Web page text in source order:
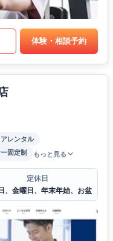
体験・相談予約
レンタル
ー固定制 もっと見る
定休日
、金曜日、年末年始、お盆